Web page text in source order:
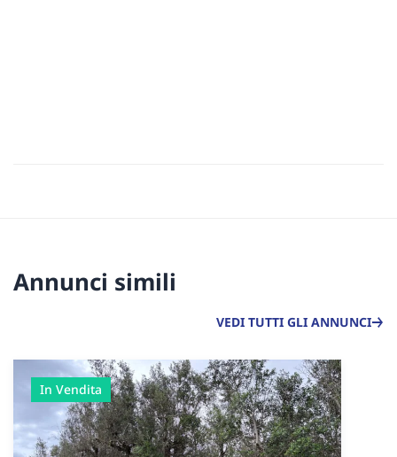
Annunci simili
VEDI TUTTI GLI ANNUNCI
In Vendita